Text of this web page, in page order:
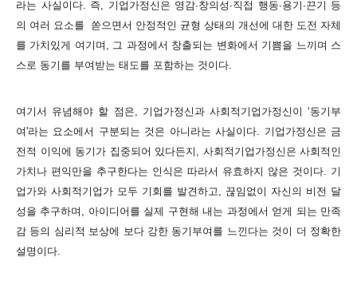
라는 사실이다. 즉, 기업가정신은 영감∙창의성∙직접 행동∙용기∙끈기 등
의 여러 요소를 쏟으면서 안정적인 균형 상태의 개선에 대한 도전 자체
를 가치있게 여기며, 그 과정에서 창출되는 변화에서 기쁨을 느끼며 스
스로 동기를 부여받는 태도를 포함하는 것이다.
여기서 유념해야 할 점은, 기업가정신과 사회적기업가정신이 ‘동기부
여'라는 요소에서 구분되는 것은 아니라는 사실이다. 기업가정신은 금
전적 이익에 동기가 집중되어 있다든지, 사회적기업가정신은 사회적인
가치나 편익만을 추구한다는 인식은 따라서 유효하지 않은 것이다. 기
업가와 사회적기업가 모두 기회를 발견하고, 끊임없이 자신의 비전 달
성을 추구하며, 아이디어를 실제 구현해 내는 과정에서 얻게 되는 만족
감 등의 심리적 보상에 보다 강한 동기부여를 느낀다는 것이 더 정확한
설명이다.